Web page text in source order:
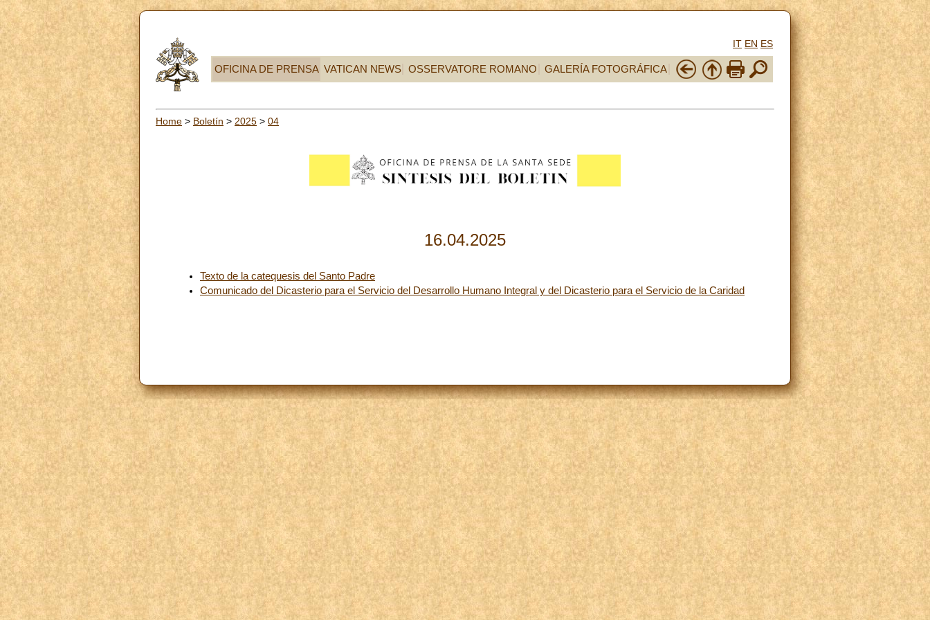
IT EN ES
OFICINA DE PRENSA VATICAN NEWS OSSERVATORE ROMANO GALERÍA FOTOGRÁFICA
Home > Boletín > 2025 > 04
16.04.2025
Texto de la catequesis del Santo Padre
Comunicado del Dicasterio para el Servicio del Desarrollo Humano Integral y del Dicasterio para el Servicio de la Caridad